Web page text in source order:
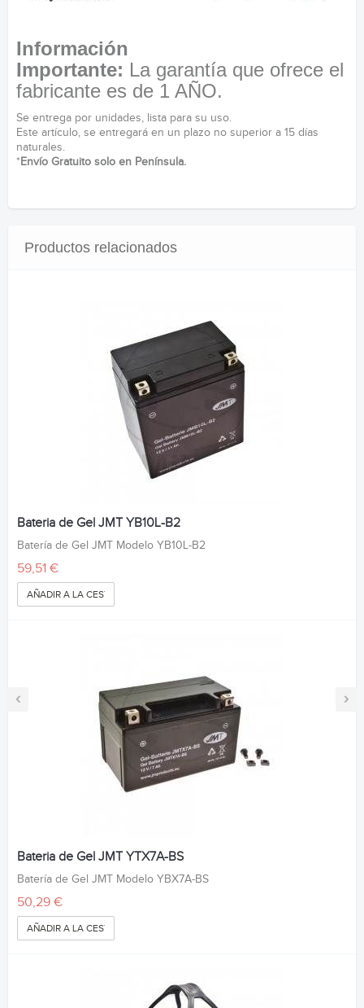
Información
Importante: La garantía que ofrece el
fabricante es de 1 AÑO.
Se entrega por unidades, lista para su uso.
Este artículo, se entregará en un plazo no superior a 15 días
naturales.
*Envío Gratuito solo en Península.
Productos relacionados
‹ ›
Bateria de Gel JMT YB10L-B2
Batería de Gel JMT Modelo YB10L-B2
59,51 €
AÑADIR A LA CESTA
Bateria de Gel JMT YTX7A-BS
Batería de Gel JMT Modelo YBX7A-BS
50,29 €
AÑADIR A LA CESTA